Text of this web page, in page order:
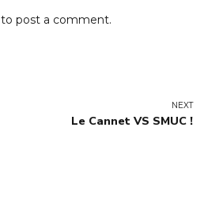
to post a comment.
NEXT
Le Cannet VS SMUC !